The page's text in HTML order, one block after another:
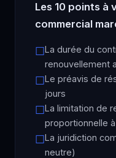
Les 10 points
commercial
La durée du
renouvellement
Le préavis de
jours
La limitation de
proportionnelle
La juridiction
neutre)